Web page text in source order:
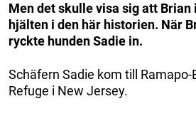
Men det skulle visa sig att Brian
hjälten i den här historien. När
ryckte hunden Sadie in.
Schäfern Sadie kom till Ramapo-
Refuge i New Jersey.